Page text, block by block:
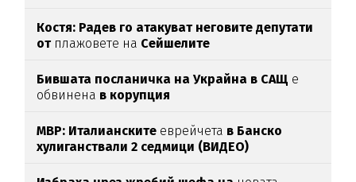
Костя: Радев го атакуват неговите депутати
отплажовете на Сейшелите
Бившата посланичка на Украйна в САЩ е
обвинена в корупция
МВР: Италианските еврейчета в Банско
хулиганствали 2 седмици (ВИДЕО)